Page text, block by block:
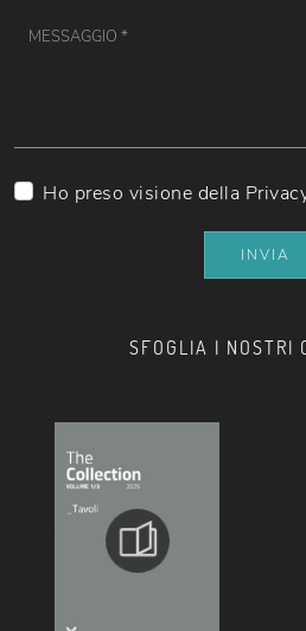
SFOGLIA I NOSTRI
Ho preso visione della
INVIA